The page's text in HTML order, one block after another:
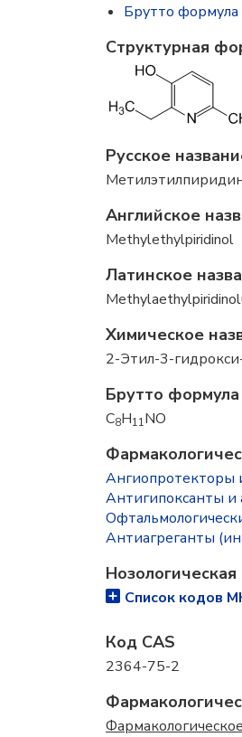
Брутто формула
Структурная
Русское
Английское
Methylethylpiridinol
Латинское
Химическое
2-Этил-3-
Брутто формула
C8H11NO
Ангиопротекторы
Антигипоксанты и
Антиагреганты
Список кодов
Код CAS
2364-75-2